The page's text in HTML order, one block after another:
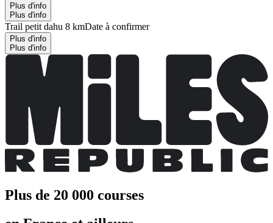
Plus d'info
Plus d'info
Trail petit dahu 8 kmDate à confirmer
Plus d'info
Plus d'info
Plus de 20 000 courses